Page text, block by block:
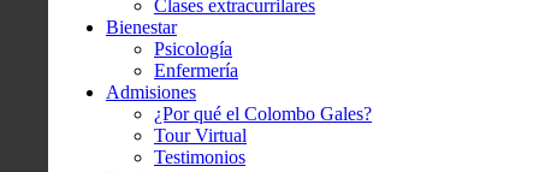
Clases extracurrilares
Bienestar
Psicología
Enfermería
Admisiones
¿Por qué el Colombo Gales?
Tour Virtual
Testimonios